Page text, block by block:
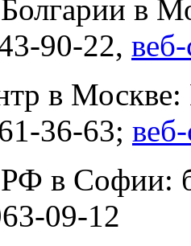
в
90-22,
в
36-63;
в Софии:
09-12